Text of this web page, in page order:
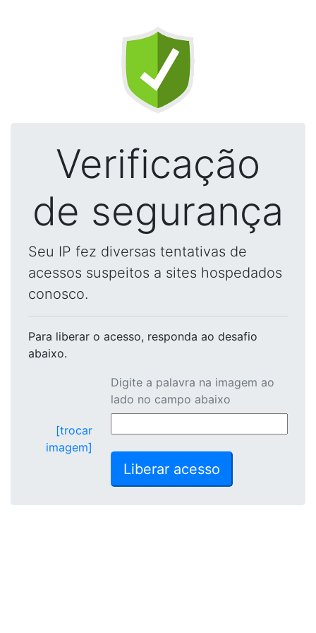
Verificação
de segurança
Seu IP fez diversas tentativas de
acessos suspeitos a sites hospedados
conosco.
Para liberar o acesso, responda ao desafio
abaixo.
[trocar
imagem]
Digite a palavra na imagem ao
lado no campo abaixo